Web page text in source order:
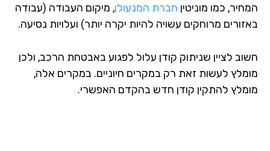
כמו מוניטיןחברת המנעולן, מיקום העבודה (עבודה
מרוחקים עשויה להיות יקרה יותר) ועלויות נסיעה.
לציין שניתוק קודן עלול לפגוע באבטחת הרכב, ולכן
לעשות זאת רק במקרים חיוניים. במקרים אלה,
להתקין קודן חדש בהקדם האפשרי.